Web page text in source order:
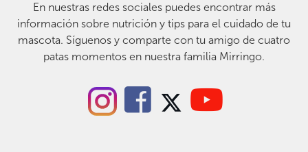
En nuestras redes sociales puedes encontrar más
información sobre nutrición y tips para el cuidado de tu
mascota. Síguenos y comparte con tu amigo de cuatro
patas momentos en nuestra familia Mirringo.